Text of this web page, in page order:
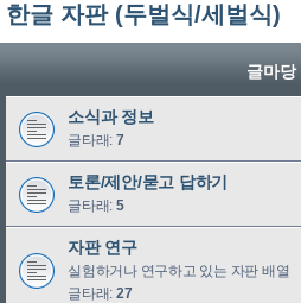
한글 자판 (두벌식/세벌식)
글마당
소식과 정보
글타래: 7
토론/제안/묻고 답하기
글타래: 5
자판 연구
실험하거나 연구하고 있는 자판 배열
글타래: 27